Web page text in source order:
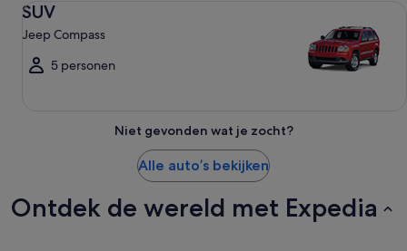
SUV
Jeep Compass
5 personen
Niet gevonden wat je zocht?
Alle auto’s bekijken
Ontdek de wereld met Expedia